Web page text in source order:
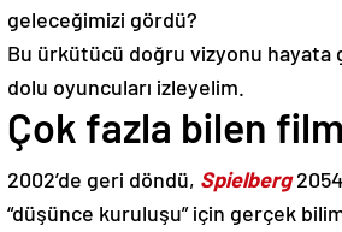
geleceğimizi gördü?
Bu ürkütücü doğru vizyonu hayata
dolu oyuncuları izleyelim.
Çok fazla bilen film
2002’de geri döndü, Spielberg
“düşünce kuruluşu” için gerçek